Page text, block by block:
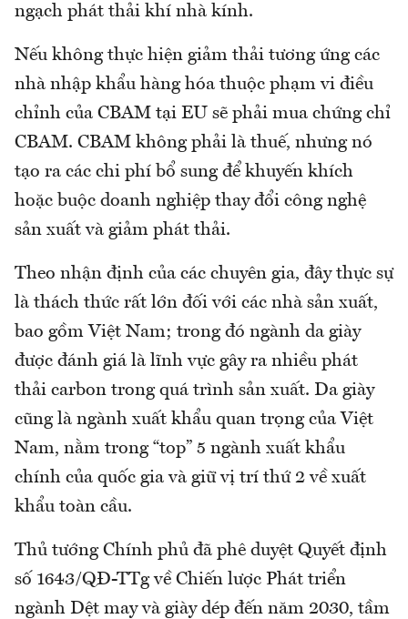
ngạch phát thải khí nhà kính.
Nếu không thực hiện giảm thải tương ứng các
nhà nhập khẩu hàng hóa thuộc phạm vi điều
chỉnh của CBAM tại EU sẽ phải mua chứng chỉ
CBAM. CBAM không phải là thuế, nhưng nó
tạo ra các chi phí bổ sung để khuyến khích
hoặc buộc doanh nghiệp thay đổi công nghệ
sản xuất và giảm phát thải.
Theo nhận định của các chuyên gia, đây thực sự
là thách thức rất lớn đối với các nhà sản xuất,
bao gồm Việt Nam; trong đó ngành da giày
được đánh giá là lĩnh vực gây ra nhiều phát
thải carbon trong quá trình sản xuất. Da giày
cũng là ngành xuất khẩu quan trọng của Việt
Nam, nằm trong “top” 5 ngành xuất khẩu
chính của quốc gia và giữ vị trí thứ 2 về xuất
khẩu toàn cầu.
Thủ tướng Chính phủ đã phê duyệt Quyết định
số 1643/QĐ-TTg về Chiến lược Phát triển
ngành Dệt may và giày dép đến năm 2030, tầm